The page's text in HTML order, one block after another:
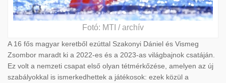
Fotó: MTI / archív
A 16 fős magyar keretből ezúttal Szakonyi Dániel és Vismeg
Zsombor maradt ki a 2022-es és a 2023-as világbajnok csatáján.
Ez volt a nemzeti csapat első olyan tétmérkőzése, amelyen az új
szabályokkal is ismerkedhettek a játékosok: ezek közül a